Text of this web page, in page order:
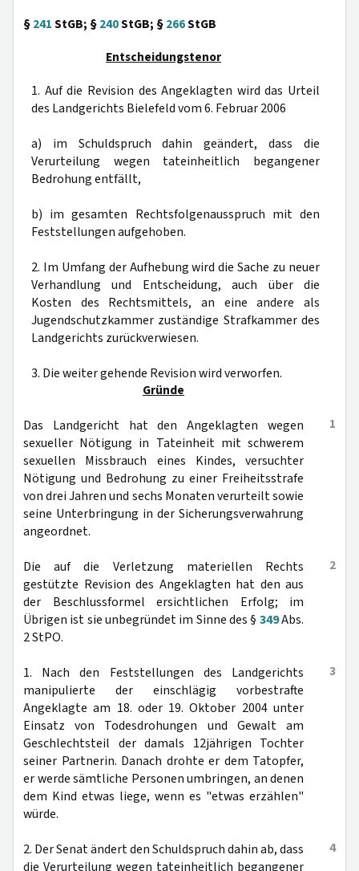
§241StGB; §240StGB; §266StGB
Entscheidungstenor
1. Auf die Revision des Angeklagten wird das Urteil
des Landgerichts Bielefeld vom 6. Februar 2006
a) im Schuldspruch dahin geändert, dass die
Verurteilung wegen tateinheitlich begangener
Bedrohung entfällt,
b) im gesamten Rechtsfolgenausspruch mit den
Feststellungen aufgehoben.
2. Im Umfang der Aufhebung wird die Sache zu neuer
Verhandlung und Entscheidung, auch über die
Kosten des Rechtsmittels, an eine andere als
Jugendschutzkammer zuständige Strafkammer des
Landgerichts zurückverwiesen.
3. Die weiter gehende Revision wird verworfen.
Gründe
1
Das Landgericht hat den Angeklagten wegen
sexueller Nötigung in Tateinheit mit schwerem
sexuellen Missbrauch eines Kindes, versuchter
Nötigung und Bedrohung zu einer Freiheitsstrafe
von drei Jahren und sechs Monaten verurteilt sowie
seine Unterbringung in der Sicherungsverwahrung
angeordnet.
2
Die auf die Verletzung materiellen Rechts
gestützte Revision des Angeklagten hat den aus
der Beschlussformel ersichtlichen Erfolg; im
Übrigen ist sie unbegründet im Sinne des § 349Abs.
2 StPO.
3
1. Nach den Feststellungen des Landgerichts
manipulierte der einschlägig vorbestrafte
Angeklagte am 18. oder 19. Oktober 2004 unter
Einsatz von Todesdrohungen und Gewalt am
Geschlechtsteil der damals 12jährigen Tochter
seiner Partnerin. Danach drohte er dem Tatopfer,
er werde sämtliche Personen umbringen, an denen
dem Kind etwas liege, wenn es "etwas erzählen"
würde.
4
2. Der Senat ändert den Schuldspruch dahin ab, dass
die Verurteilung wegen tateinheitlich begangener